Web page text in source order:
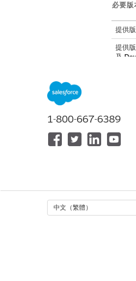
必要版
提供
提供
及
在
將
使
讓
1-800-667-6389
中文（繁體）